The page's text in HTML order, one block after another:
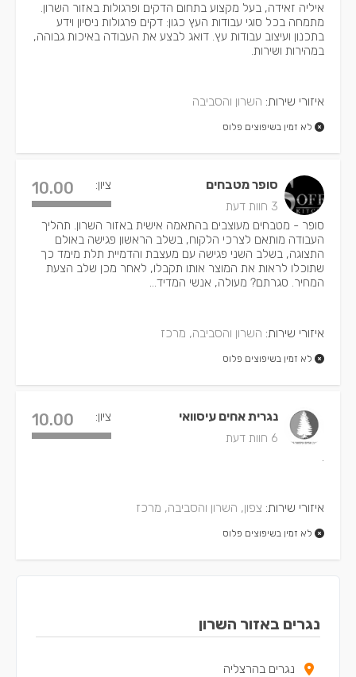
איליה זאידה, בעל מקצוע בתחום הדקים ופרגולות באזור השרון.
מתמחה בכל סוגי עבודות העץ כגון: דקים פרגולות ניסיון וידע
בתכנון ועיצוב עבודות עץ. דואג לבצע את העבודה באיכות גבוהה,
במהירות ושירות.
איזורי שירות: השרון והסביבה
לא זמין בשיפוצים פלוס
סופר מטבחים
3 חוות דעת
ציון: 10.00
סופר - מטבחים מעוצבים בהתאמה אישית באזור השרון. תהליך
העבודה מותאם לצרכי הלקוח, בשלב הראשון פגישה באולם
התצוגה, בשלב השני פגישה עם מעצבת והדמיית תלת מימד כך
שתוכלו לראות את המוצר אותו תקבלו, לאחר מכן שלב הצעת
המחיר. סגרתם? מעולה, אנשי המדיד...
איזורי שירות: השרון והסביבה, מרכז
לא זמין בשיפוצים פלוס
נגרית אחים עיסוואי
6 חוות דעת
ציון: 10.00
.
איזורי שירות: צפון, השרון והסביבה, מרכז
לא זמין בשיפוצים פלוס
נגרים באזור השרון
נגרים בהרצליה